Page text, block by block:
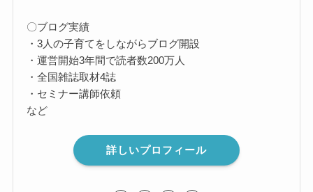
〇ブログ実績
・3人の子育てをしながらブログ開設
・運営開始3年間で読者数200万人
・全国雑誌取材4誌
・セミナー講師依頼
など
詳しいプロフィール